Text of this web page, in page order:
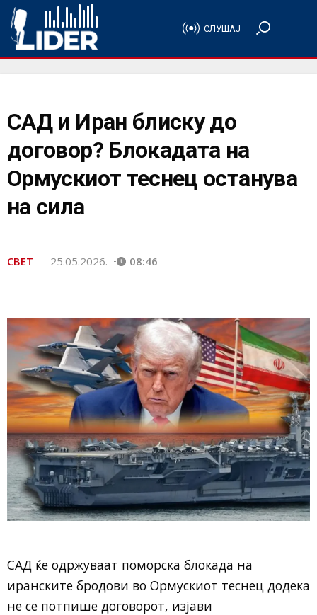
СЛУШАЈ
САД и Иран блиску до
договор? Блокадата на
Ормускиот теснец останува
на сила
СВЕТ 25.05.2026. 08:46
САД ќе одржуваат поморска блокада на
иранските бродови во Ормускиот теснец додека
не се потпише договорот, изјави